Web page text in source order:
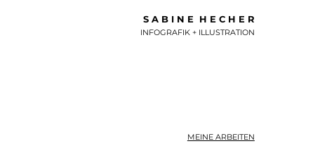
S A B I N E  H E C H E R
INFOGRAFIK + ILLUSTRATION
MEINE ARBEITEN